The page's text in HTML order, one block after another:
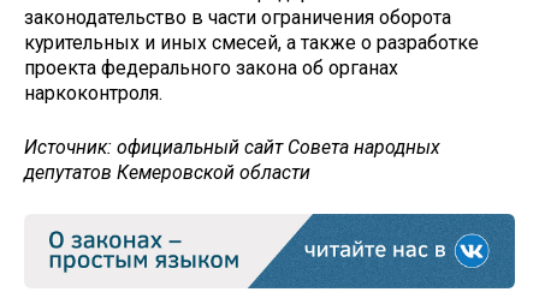
законодательство в части ограничения оборота
курительных и иных смесей, а также о разработке
проекта федерального закона об органах
наркоконтроля.
Источник: официальный сайт Совета народных
депутатов Кемеровской области